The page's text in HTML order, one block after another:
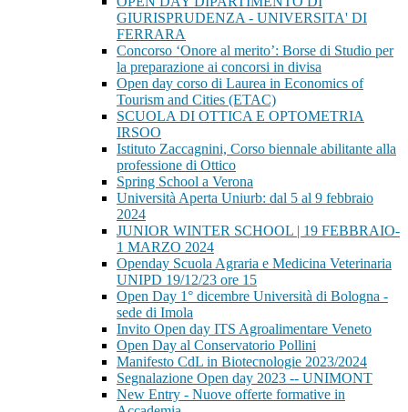
GIURISPRUDENZA - UNIVERSITA' DI
FERRARA
Concorso ‘Onore al merito’: Borse di Studio per
la preparazione ai concorsi in divisa
Open day corso di Laurea in Economics of
Tourism and Cities (ETAC)
SCUOLA DI OTTICA E OPTOMETRIA
IRSOO
Istituto Zaccagnini, Corso biennale abilitante alla
professione di Ottico
Spring School a Verona
Università Aperta Uniurb: dal 5 al 9 febbraio
2024
JUNIOR WINTER SCHOOL | 19 FEBBRAIO-
1 MARZO 2024
Openday Scuola Agraria e Medicina Veterinaria
UNIPD 19/12/23 ore 15
Open Day 1° dicembre Università di Bologna -
sede di Imola
Invito Open day ITS Agroalimentare Veneto
Open Day al Conservatorio Pollini
Manifesto CdL in Biotecnologie 2023/2024
Segnalazione Open day 2023 -- UNIMONT
New Entry - Nuove offerte formative in